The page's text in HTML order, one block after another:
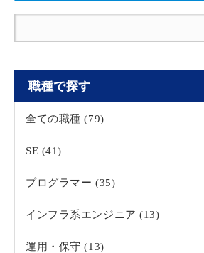
職種で探す
全ての職種 (79)
SE (41)
プログラマー (35)
インフラ系エンジニア (13)
運用・保守 (13)